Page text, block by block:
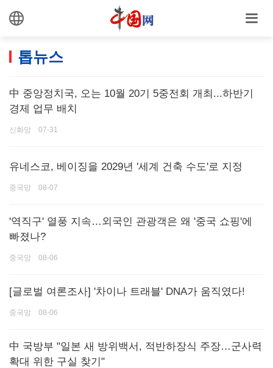
톱뉴스
中 중앙정치국, 오는 10월 20기 5중전회 개최...하반기
경제 업무 배치
신화망 07-31
유네스코, 베이징을 2029년 '세계 건축 수도'로 지정
중국망 08-07
'역직구' 열풍 지속…외국인 관광객은 왜 '중국 쇼핑'에
빠졌나?
중국망 08-06
[글로벌 여론조사] '차이나 트래블' DNA가 움직였다!
중국망 08-06
中 국방부 "일본 새 방위백서, 적반하장식 주장…군사력
확대 위한 구실 찾기"